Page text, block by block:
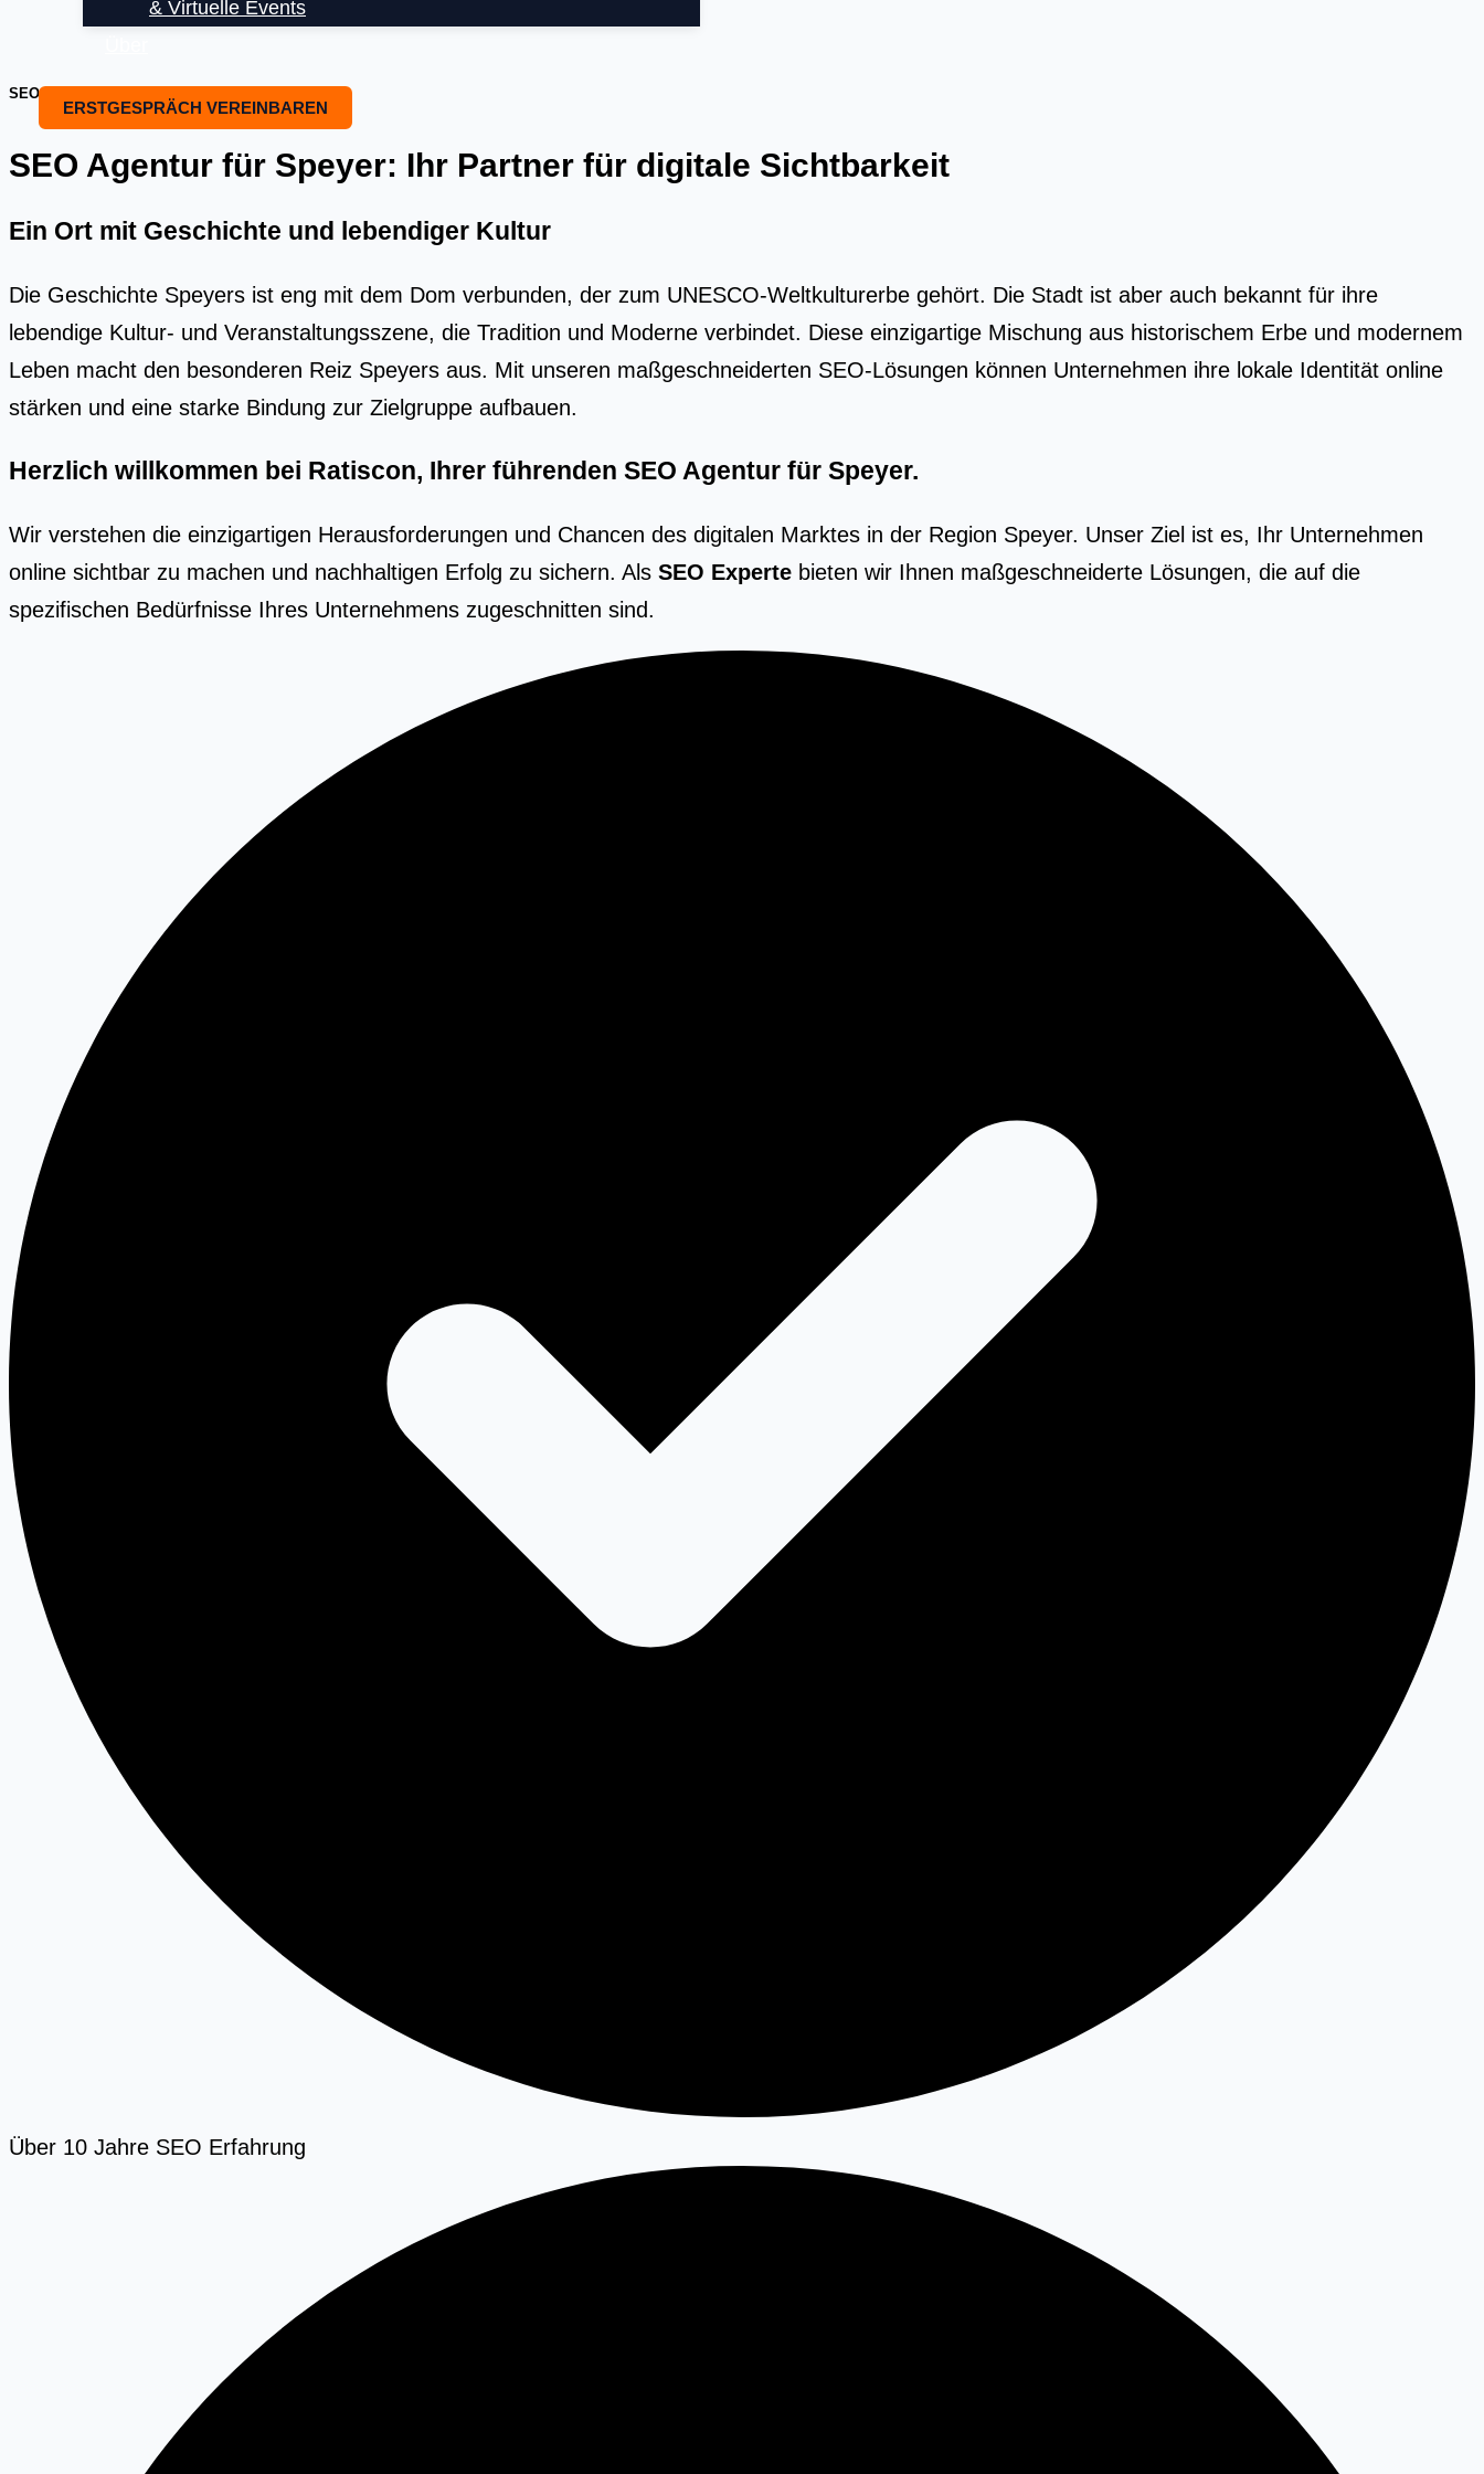
& Virtuelle Events
ERSTGESPRÄCH VEREINBAREN
SEO OPTIMIERUNG UND SEO BEARTUNG
SEO Agentur für Speyer: Ihr Partner für digitale Sichtbarkeit
Ein Ort mit Geschichte und lebendiger Kultur
Die Geschichte Speyers ist eng mit dem Dom verbunden, der zum UNESCO-Weltkulturerbe gehört. Die Stadt ist aber auch bekannt für ihre
lebendige Kultur- und Veranstaltungsszene, die Tradition und Moderne verbindet. Diese einzigartige Mischung aus historischem Erbe und modernem
Leben macht den besonderen Reiz Speyers aus. Mit unseren maßgeschneiderten SEO-Lösungen können Unternehmen ihre lokale Identität online
stärken und eine starke Bindung zur Zielgruppe aufbauen.
Herzlich willkommen bei Ratiscon, Ihrer führenden SEO Agentur für Speyer.
Wir verstehen die einzigartigen Herausforderungen und Chancen des digitalen Marktes in der Region Speyer. Unser Ziel ist es, Ihr Unternehmen
online sichtbar zu machen und nachhaltigen Erfolg zu sichern. Als SEO Experte bieten wir Ihnen maßgeschneiderte Lösungen, die auf die
spezifischen Bedürfnisse Ihres Unternehmens zugeschnitten sind.
Über 10 Jahre SEO Erfahrung